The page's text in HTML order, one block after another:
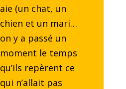
aie (un chat, un
chien et un mari…
on y a passé un
moment le temps
qu’ils repèrent ce
qui n’allait pas